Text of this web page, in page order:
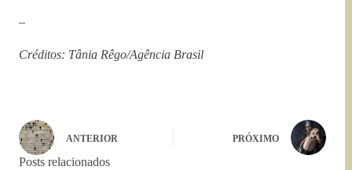
–
Créditos: Tânia Rêgo/Agência Brasil
ANTERIOR PRÓXIMO
Posts relacionados